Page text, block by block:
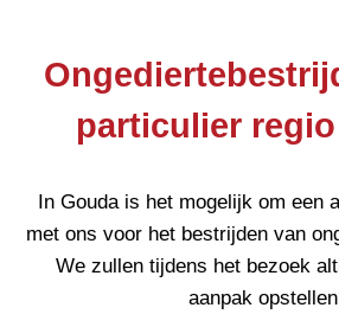
particulier
In Gouda is het mogelijk om een
met ons voor het bestrijden van
We zullen tijdens het bezoek
aanpak